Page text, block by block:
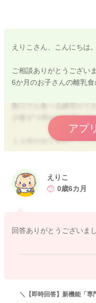
えりこさん、こんにちは。
ご相談ありがとうございま
6か月のお子さんの離乳食
少量ずつ増やして試して
１０倍がゆですが、
お子さんは粒があっても
ポタージュ状のすりつぶ
水分量としては問題ありま
アプ
えりこ
0歳6カ月
回答ありがとうございまし
＼【即時回答】新機能「専